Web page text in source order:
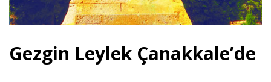
Gezgin Leylek Çanakkale’de